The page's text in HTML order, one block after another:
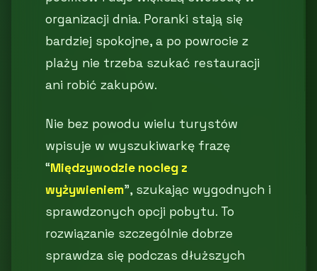
organizacji dnia. Poranki stają się
bardziej spokojne, a po powrocie z
plaży nie trzeba szukać restauracji
ani robić zakupów.
Nie bez powodu wielu turystów
wpisuje w wyszukiwarkę frazę
“Międzywodzie nocleg z
wyżywieniem”, szukając wygodnych i
sprawdzonych opcji pobytu. To
rozwiązanie szczególnie dobrze
sprawdza się podczas dłuższych